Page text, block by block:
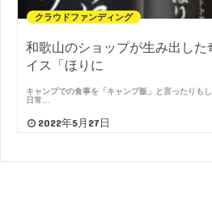
クラウドファンディング
和歌山のショップが生み出し
イス「ほりに
キャンプでの食事を「キャンプ飯」と言ったりも
日常…
2022年5月27日